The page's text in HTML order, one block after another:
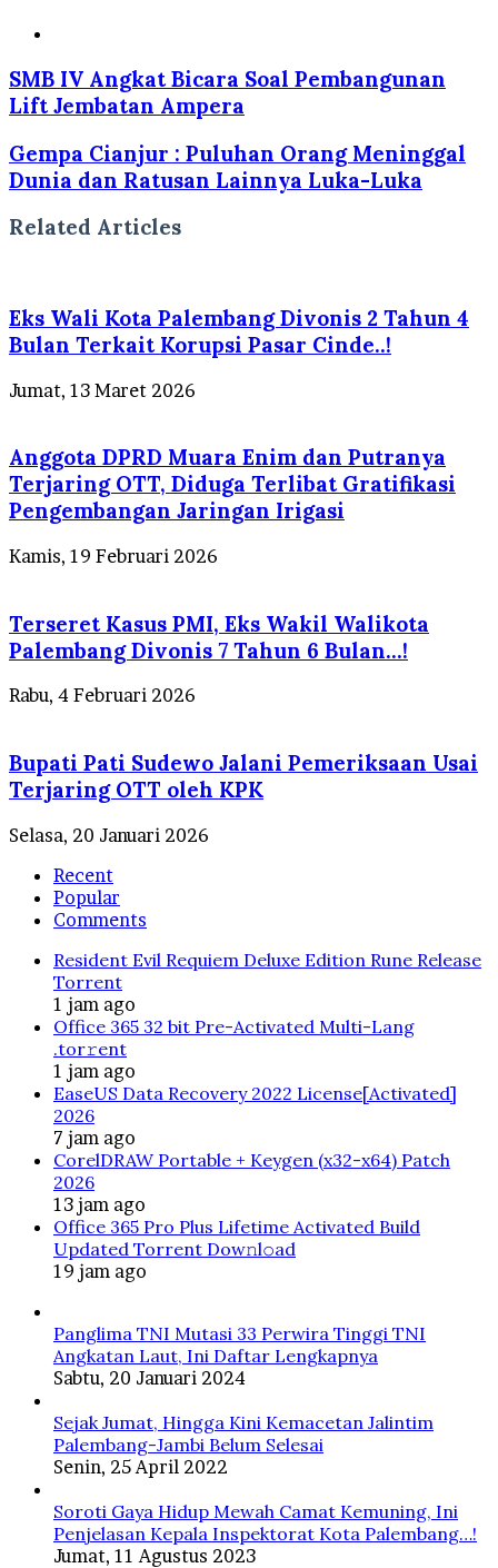
SMB IV Angkat Bicara Soal Pembangunan
Lift Jembatan Ampera
Gempa Cianjur : Puluhan Orang Meninggal
Dunia dan Ratusan Lainnya Luka-Luka
Related Articles
Eks Wali Kota Palembang Divonis 2 Tahun 4
Bulan Terkait Korupsi Pasar Cinde..!
Jumat, 13 Maret 2026
Anggota DPRD Muara Enim dan Putranya
Terjaring OTT, Diduga Terlibat Gratifikasi
Pengembangan Jaringan Irigasi
Kamis, 19 Februari 2026
Terseret Kasus PMI, Eks Wakil Walikota
Palembang Divonis 7 Tahun 6 Bulan…!
Rabu, 4 Februari 2026
Bupati Pati Sudewo Jalani Pemeriksaan Usai
Terjaring OTT oleh KPK
Selasa, 20 Januari 2026
Recent
Popular
Comments
Resident Evil Requiem Deluxe Edition Rune Release
Torrent
1 jam ago
Office 365 32 bit Pre-Activated Multi-Lang
.tоr𝚛еnt
1 jam ago
EaseUS Data Recovery 2022 License[Activated]
2026
7 jam ago
CorelDRAW Portable + Keygen (x32-x64) Patch
2026
13 jam ago
Office 365 Pro Plus Lifetime Activated Build
Updated Torrent Dow𝚗l𝚘аd
19 jam ago
Panglima TNI Mutasi 33 Perwira Tinggi TNI
Angkatan Laut, Ini Daftar Lengkapnya
Sabtu, 20 Januari 2024
Sejak Jumat, Hingga Kini Kemacetan Jalintim
Palembang-Jambi Belum Selesai
Senin, 25 April 2022
Soroti Gaya Hidup Mewah Camat Kemuning, Ini
Penjelasan Kepala Inspektorat Kota Palembang…!
Jumat, 11 Agustus 2023